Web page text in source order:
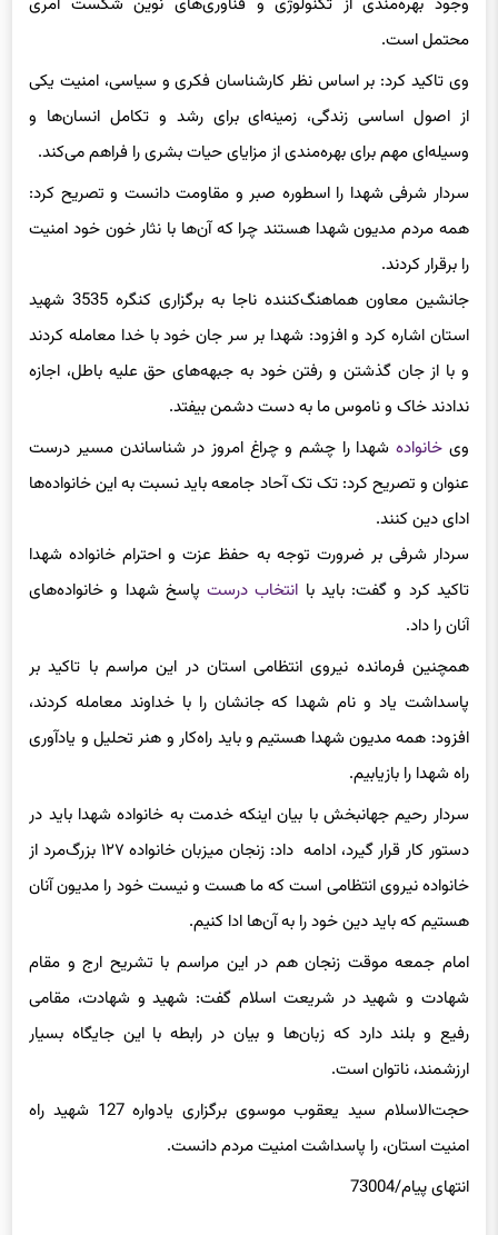
وی تاکید کرد: بر اساس نظر کارشناسان فکری و سیاسی، امنیت یکی
از اصول اساسی زندگی، زمینه‌ای برای رشد و تکامل انسان‌ها و
وسیله‌ای مهم برای بهره‌مندی از مزایای حیات بشری را فراهم می‌کند.
سردار شرفی شهدا را اسطوره صبر و مقاومت دانست و تصریح کرد:
همه مردم مدیون شهدا هستند چرا که آن‌ها با نثار خون خود امنیت
را برقرار کردند.
جانشین معاون هماهنگ‌کننده ناجا به برگزاری کنگره 3535 شهید
استان اشاره کرد و افزود: شهدا بر سر جان خود با خدا معامله کردند
و با از جان گذشتن و رفتن خود به جبهه‌های حق علیه باطل، اجازه
ندادند خاک و ناموس ما به دست دشمن بیفتد.
وی خانواده شهدا را چشم و چراغ امروز در شناساندن مسیر درست
عنوان و تصریح کرد: تک تک آحاد جامعه باید نسبت به این خانواده‌ها
ادای دین کنند.
سردار شرفی بر ضرورت توجه به حفظ عزت و احترام خانواده شهدا
تاکید کرد و گفت: باید با
آنان را داد.
همچنین فرمانده نیروی انتظامی استان در این مراسم با تاکید بر
پاسداشت یاد و نام شهدا که جانشان را با خداوند معامله کردند،
افزود: همه مدیون شهدا هستیم و باید راه‌کار و هنر تحلیل و یادآوری
راه شهدا را بازیابیم.
سردار رحیم جهانبخش با بیان اینکه خدمت به خانواده شهدا باید در
خانواده نیروی انتظامی است که ما هست و نیست خود را مدیون آنان
هستیم که باید دین خود را به آن‌ها ادا کنیم.
امام جمعه موقت زنجان هم در این مراسم با تشریح ارج و مقام
شهادت و شهید در شریعت اسلام گفت: شهید و شهادت، مقامی
رفیع و بلند دارد که زبان‌ها و بیان در رابطه با این جایگاه بسیار
ارزشمند، ناتوان است.
حجت‌الاسلام سید یعقوب موسوی برگزاری یادواره 127 شهید راه
امنیت استان، را پاسداشت امنیت مردم دانست.
انتهایپیام/73004